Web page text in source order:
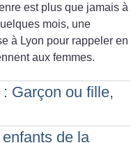
est plus que jamais à
mois, une
à Lyon pour rappeler en
aux femmes.
Garçon ou fille,
de la